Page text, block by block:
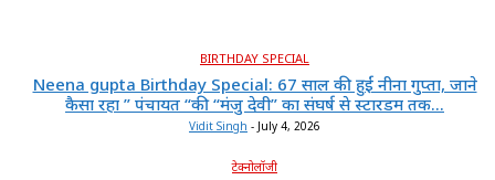
BIRTHDAY SPECIAL
Neena gupta Birthday Special: 67 साल की हुईं नीना गुप्ता, जाने
कैसा रहा ” पंचायत “की “मंजु देवी” का संघर्ष से स्टारडम तक...
Vidit Singh - July 4, 2026
टेक्नोलॉजी